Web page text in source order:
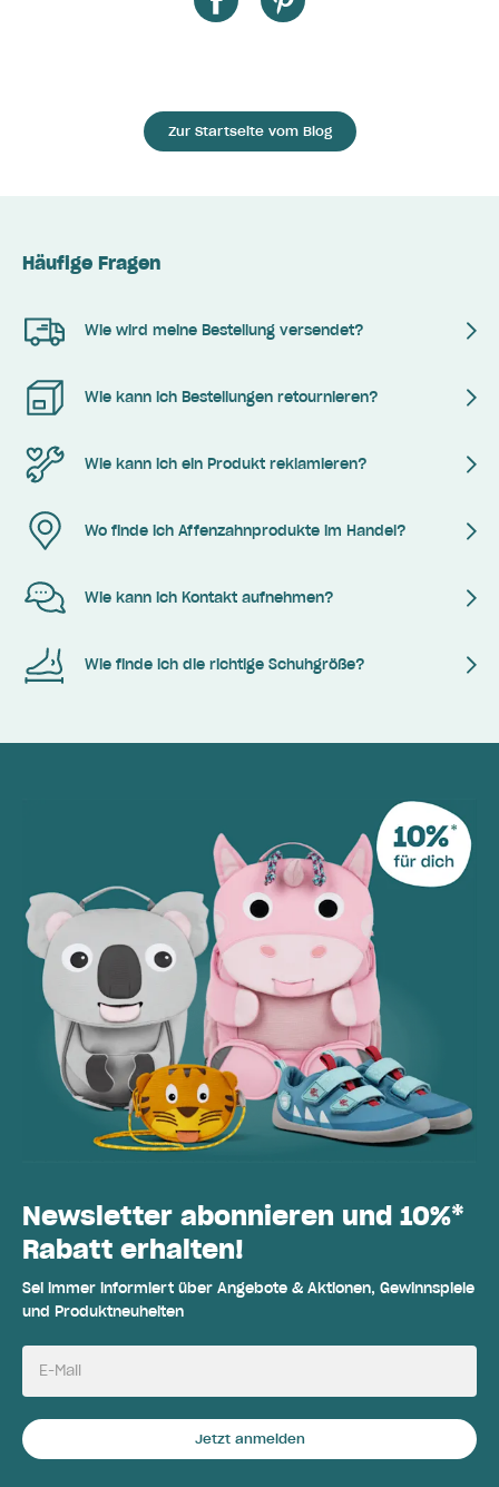
Zur Startseite vom Blog
Häufige Fragen
Wie wird meine Bestellung versendet?
Wie kann ich Bestellungen retournieren?
Wie kann ich ein Produkt reklamieren?
Wo finde ich Affenzahnprodukte im Handel?
Wie kann ich Kontakt aufnehmen?
Wie finde ich die richtige Schuhgröße?
Newsletter abonnieren und 10%*
Rabatt erhalten!
Sei immer informiert über Angebote & Aktionen, Gewinnspiele
und Produktneuheiten
E-Mail
Jetzt anmelden